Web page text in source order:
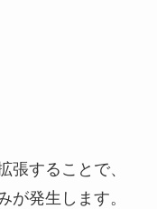
張することで、
が発生します。